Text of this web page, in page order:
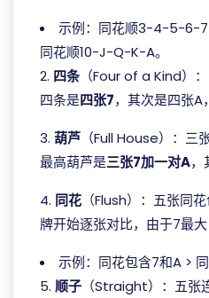
示例：同花顺3-4-5-6-
同花顺10-J-Q-K-A。
2. 四条（Four of a Kind）
四条是四张7，其次是四张A
3. 葫芦 （Full House）：三
最高葫芦是三张7加一对A，
4. 同花 （Flush）：五张同
牌开始逐张对比，由于7最
示例：同花包含7和A > 同
5. 顺子 （Straight）：五张